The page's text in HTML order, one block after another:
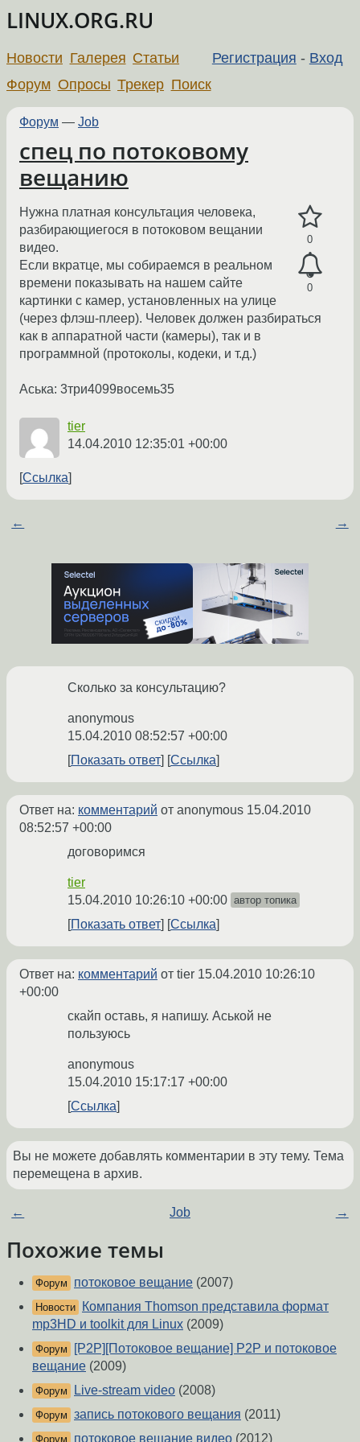
LINUX.ORG.RU
Регистрация - Вход
Новости Галерея Статьи
Форум Опросы Трекер Поиск
Форум — Job
спец по потоковому
вещанию
0
0
Нужна платная консультация человека,
разбирающиегося в потоковом вещании
видео.
Если вкратце, мы собираемся в реальном
времени показывать на нашем сайте
картинки с камер, установленных на улице
(через флэш-плеер). Человек должен разбираться
как в аппаратной части (камеры), так и в
программной (протоколы, кодеки, и т.д.)
Аська: 3три4099восемь35
tier
14.04.2010 12:35:01 +00:00
Ссылка
← →
Сколько за консультацию?
anonymous
15.04.2010 08:52:57 +00:00
Показать ответ
Ссылка
Ответ на: комментарий от anonymous 15.04.2010
08:52:57 +00:00
договоримся
tier
15.04.2010 10:26:10 +00:00 автор топика
Показать ответ Ссылка
Ответ на: комментарий от tier 15.04.2010 10:26:10
+00:00
скайп оставь, я напишу. Аськой не
пользуюсь
anonymous
15.04.2010 15:17:17 +00:00
Ссылка
Вы не можете добавлять комментарии в эту тему. Тема
перемещена в архив.
← Job →
Похожие темы
Форум потоковое вещание (2007)
Новости
Компания Thomson представила формат
mp3HD и toolkit для Linux (2009)
Форум
[P2P][Потоковое вещание] P2P и потоковое
вещание (2009)
Форум Live-stream video (2008)
Форум запись потокового вещания (2011)
Форум потоковое вещание видео (2012)